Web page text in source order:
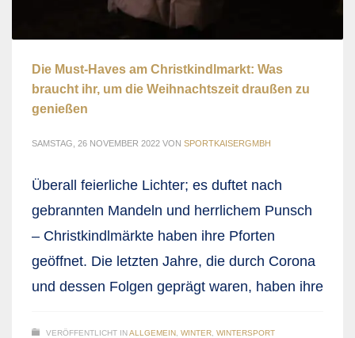
Die Must-Haves am Christkindlmarkt: Was
braucht ihr, um die Weihnachtszeit draußen zu
genießen
SAMSTAG, 26 NOVEMBER 2022 VON SPORTKAISERGMBH
Überall feierliche Lichter; es duftet nach
gebrannten Mandeln und herrlichem Punsch
– Christkindlmärkte haben ihre Pforten
geöffnet. Die letzten Jahre, die durch Corona
und dessen Folgen geprägt waren, haben ihre
VERÖFFENTLICHT INALLGEMEIN WINTER WINTERSPORT